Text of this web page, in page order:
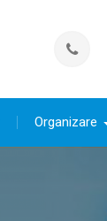
Organizare